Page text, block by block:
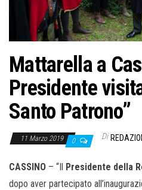
Mattarella a
Presidente
Santo Patrono”
11 Marzo 2019 0 Di
CASSINO – “Il Presidente della
dopo aver partecipato